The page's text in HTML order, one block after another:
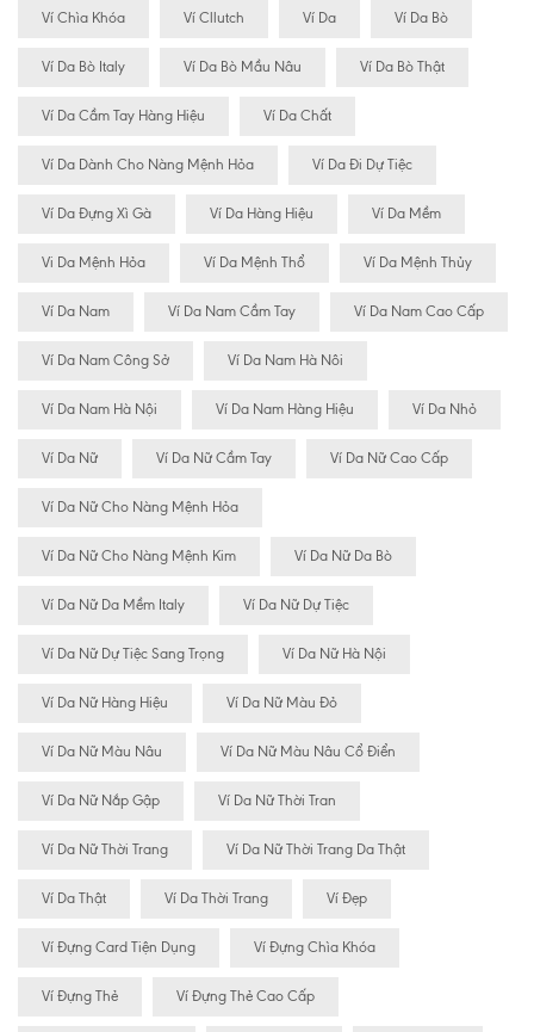
Ví Chìa Khóa Ví Cllutch Ví Da Ví Da Bò
Ví Da Bò Italy Ví Da Bò Mầu Nâu Ví Da Bò Thật
Ví Da Cầm Tay Hàng Hiệu Ví Da Chất
Ví Da Dành Cho Nàng Mệnh Hỏa Ví Da Đi Dự Tiệc
Ví Da Đựng Xì Gà Ví Da Hàng Hiệu Ví Da Mềm
Vi Da Mệnh Hỏa Ví Da Mệnh Thổ Ví Da Mệnh Thủy
Ví Da Nam Ví Da Nam Cầm Tay Ví Da Nam Cao Cấp
Ví Da Nam Công Sở Ví Da Nam Hà Nôi
Ví Da Nam Hà Nội Ví Da Nam Hàng Hiệu Ví Da Nhỏ
Ví Da Nữ Ví Da Nữ Cầm Tay Ví Da Nữ Cao Cấp
Ví Da Nữ Cho Nàng Mệnh Hỏa
Ví Da Nữ Cho Nàng Mệnh Kim Ví Da Nữ Da Bò
Ví Da Nữ Da Mềm Italy Ví Da Nữ Dự Tiệc
Ví Da Nữ Dự Tiệc Sang Trọng Ví Da Nữ Hà Nội
Ví Da Nữ Hàng Hiệu Ví Da Nữ Màu Đỏ
Ví Da Nữ Màu Nâu Ví Da Nữ Màu Nâu Cổ Điển
Ví Da Nữ Nắp Gập Ví Da Nữ Thời Tran
Ví Da Nữ Thời Trang Ví Da Nữ Thời Trang Da Thật
Ví Da Thật Ví Da Thời Trang Ví Đẹp
Ví Đựng Card Tiện Dụng Ví Đựng Chìa Khóa
Ví Đựng Thẻ Ví Đựng Thẻ Cao Cấp